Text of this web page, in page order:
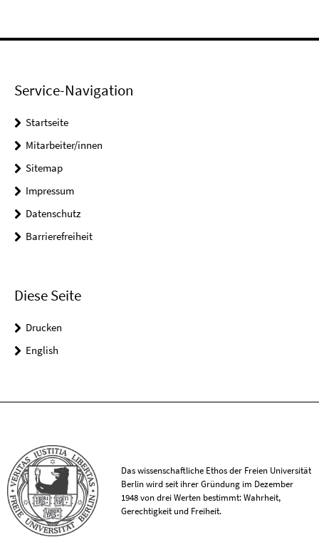
Service-Navigation
Startseite
Mitarbeiter/innen
Sitemap
Impressum
Datenschutz
Barrierefreiheit
Diese Seite
Drucken
English
Das wissenschaftliche Ethos der Freien Universität
Berlin wird seit ihrer Gründung im Dezember
1948 von drei Werten bestimmt: Wahrheit,
Gerechtigkeit und Freiheit.